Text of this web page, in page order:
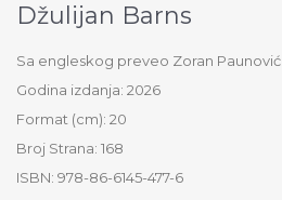
Džulijan Barns
Sa engleskog preveo Zoran Paunović
Godina izdanja: 2026
Format (cm): 20
Broj Strana: 168
ISBN: 978-86-6145-477-6